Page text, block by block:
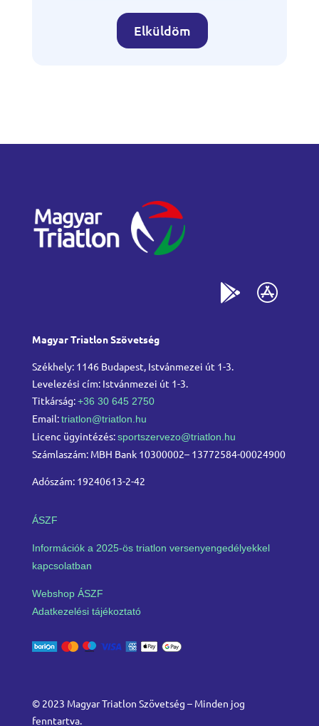
Elküldöm
Magyar Triatlon Szövetség
Székhely: 1146 Budapest, Istvánmezei út 1-3.
Levelezési cím: Istvánmezei út 1-3.
Titkárság:+36 30 645 2750
Email:triatlon@triatlon.hu
Licenc ügyintézés:sportszervezo@triatlon.hu
Számlaszám: MBH Bank 10300002– 13772584-00024900
Adószám: 19240613-2-42
ÁSZF
Információk a 2025-ös triatlon versenyengedélyekkel
kapcsolatban
Webshop ÁSZF
Adatkezelési tájékoztató
© 2023 Magyar Triatlon Szövetség – Minden jog
fenntartva.